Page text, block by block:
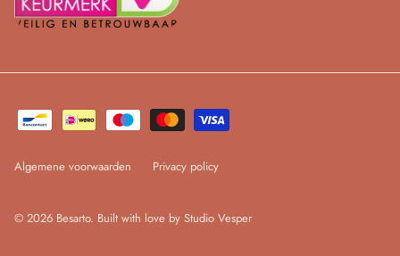
Algemene voorwaarden Privacy policy
© 2026 Besarto. Built with love by Studio Vesper